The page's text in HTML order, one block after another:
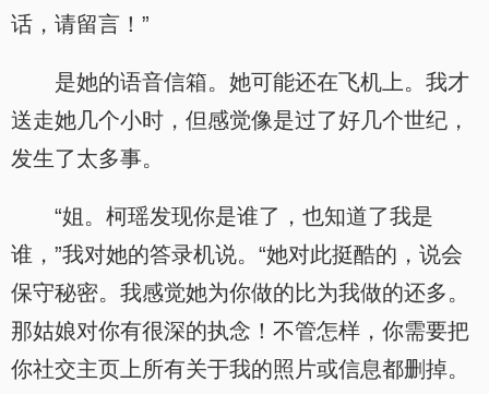
话，请留言！”
是她的语音信箱。她可能还在飞机上。我才
送走她几个小时，但感觉像是过了好几个世纪，
发生了太多事。
“姐。柯瑶发现你是谁了，也知道了我是
谁，”我对她的答录机说。“她对此挺酷的，说会
保守秘密。我感觉她为你做的比为我做的还多。
那姑娘对你有很深的执念！不管怎样，你需要把
你社交主页上所有关于我的照片或信息都删掉。